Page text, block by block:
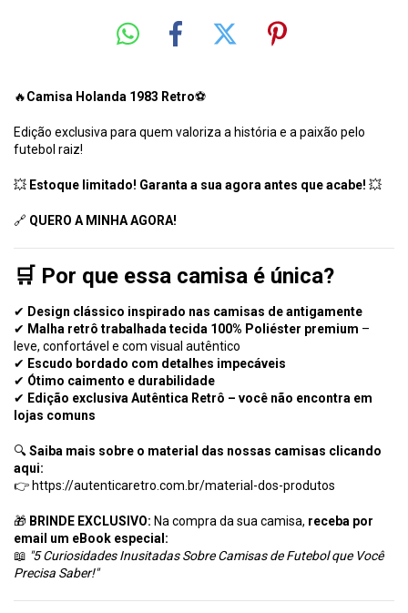
🔥Camisa Holanda 1983 Retro⚽
Edição exclusiva para quem valoriza a história e a paixão pelo
futebol raiz!
💥 Estoque limitado! Garanta a sua agora antes que acabe! 💥
🔗 QUERO A MINHA AGORA!
🛒 Por que essa camisa é única?
✔ Design clássico inspirado nas camisas de antigamente
✔ Malha retrô trabalhada tecida 100% Poliéster premium –
leve, confortável e com visual autêntico
✔ Escudo bordado com detalhes impecáveis
✔ Ótimo caimento e durabilidade
✔ Edição exclusiva Autêntica Retrô – você não encontra em
lojas comuns
🔍Saiba mais sobre o material das nossas camisas clicando
aqui:
👉 https://autenticaretro.com.br/material-dos-produtos
🎁 BRINDE EXCLUSIVO: Na compra da sua camisa, receba por
email um eBook especial:
📖 "5 Curiosidades Inusitadas Sobre Camisas de Futebol que Você
Precisa Saber!"